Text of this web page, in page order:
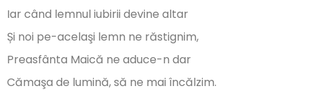
Iar când lemnul iubirii devine altar
Și noi pe-acelaşi lemn ne răstignim,
Preasfânta Maică ne aduce-n dar
Cămaşa de lumină, să ne mai încălzim.